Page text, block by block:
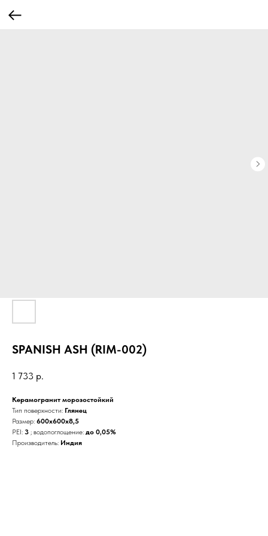
SPANISH ASH (RIM-002)
1 733 р.
Керамогранит морозостойкий
Тип поверхности: Глянец
Размер: 600x600x8,5
PEI: 3 ; водопоглощение: до 0,05%
Производитель: Индия